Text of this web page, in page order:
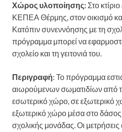
Χώρος υλοποίησης: Στο
ΚΕΠΕΑ Θέρμης, στον οικισμό
Κατόπιν συνεννόησης με τη
πρόγραμμα μπορεί να
σχολείο και τη γειτονιά του.
Περιγραφή: Το πρόγραμμα
αιωρούμενων σωματιδίων από
εσωτερικό χώρο, σε εξωτερικό
εξωτερικό χώρο μέσα στο δάσος
σχολικής μονάδας. Οι μετρήσεις